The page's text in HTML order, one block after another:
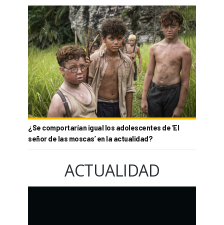
¿Se comportarían igual los adolescentes de ‘El
señor de las moscas’ en la actualidad?
ACTUALIDAD